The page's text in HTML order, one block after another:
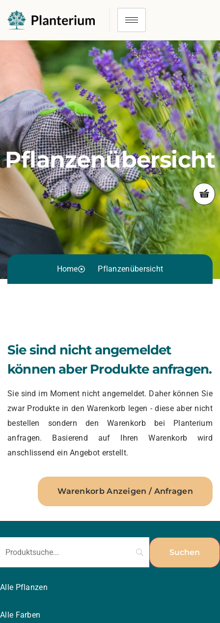
Pflanzenübersicht
Home Pflanzenübersicht
Sie sind nicht angemeldet
können aber Produkte anfragen.
Sie sind im Moment nicht angemeldet. Daher können Sie
zwar Produkte in den Warenkorb legen - diese aber nicht
bestellen sondern den Warenkorb bei Planterium
anfragen. Basierend auf Ihren Warenkorb wird
anschlissend ein Angebot erstellt.
Warenkorb Anzeigen / Anfragen
Alle Pflanzen
Alle Farben